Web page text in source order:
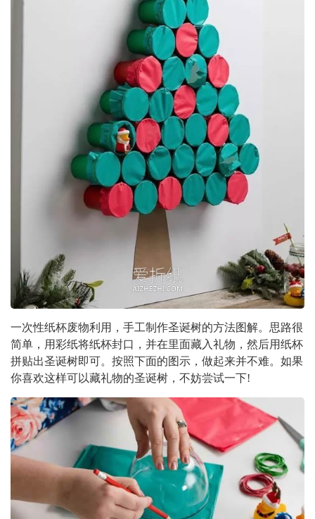
一次性纸杯废物利用，手工制作圣诞树的方法图解。思路很
简单，用彩纸将纸杯封口，并在里面藏入礼物，然后用纸杯
拼贴出圣诞树即可。按照下面的图示，做起来并不难。如果
你喜欢这样可以藏礼物的圣诞树，不妨尝试一下!